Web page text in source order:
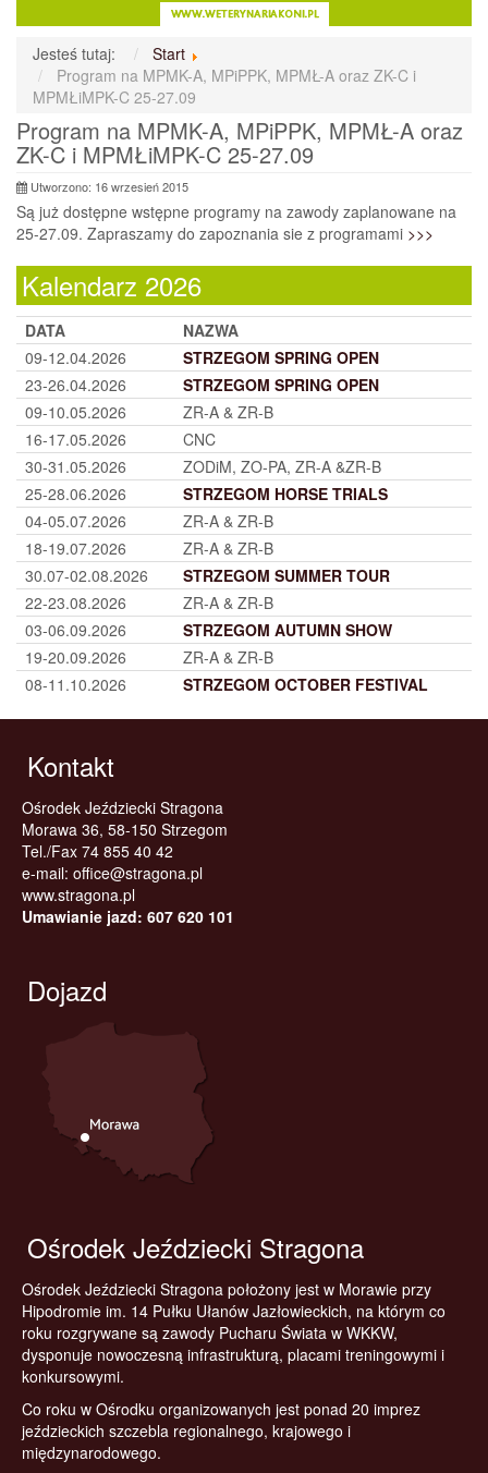
Jesteś tutaj:
Start
Program na MPMK-A, MPiPPK, MPMŁ-A oraz ZK-C i
MPMŁiMPK-C 25-27.09
Program na MPMK-A, MPiPPK, MPMŁ-A oraz
ZK-C i MPMŁiMPK-C 25-27.09
Utworzono: 16 wrzesień 2015
Są już dostępne wstępne programy na zawody zaplanowane na
25-27.09. Zapraszamy do zapoznania sie z programami >>>
Kalendarz 2026
DATA
NAZWA
09-12.04.2026
STRZEGOM SPRING OPEN
23-26.04.2026
STRZEGOM SPRING OPEN
09-10.05.2026
ZR-A & ZR-B
16-17.05.2026
CNC
30-31.05.2026
ZODiM, ZO-PA, ZR-A &ZR-B
25-28.06.2026
STRZEGOM HORSE TRIALS
04-05.07.2026
ZR-A & ZR-B
18-19.07.2026
ZR-A & ZR-B
30.07-02.08.2026
STRZEGOM SUMMER TOUR
22-23.08.2026
ZR-A & ZR-B
03-06.09.2026
STRZEGOM AUTUMN SHOW
19-20.09.2026
ZR-A & ZR-B
08-11.10.2026
STRZEGOM OCTOBER FESTIVAL
Kontakt
Ośrodek Jeździecki Stragona
Morawa 36, 58-150 Strzegom
Tel./Fax 74 855 40 42
e-mail: office@stragona.pl
www.stragona.pl
Umawianie jazd: 607 620 101
Dojazd
Ośrodek Jeździecki Stragona
Ośrodek Jeździecki Stragona położony jest w Morawie przy
Hipodromie im. 14 Pułku Ułanów Jazłowieckich, na którym co
roku rozgrywane są zawody Pucharu Świata w WKKW,
dysponuje nowoczesną infrastrukturą, placami treningowymi i
konkursowymi.
Co roku w Ośrodku organizowanych jest ponad 20 imprez
jeździeckich szczebla regionalnego, krajowego i
międzynarodowego.